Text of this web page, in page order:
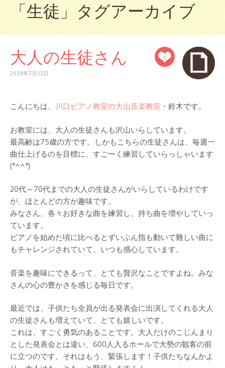
「生徒 」タグアーカイブ
0
大人の生徒さん
2018年7月12日
こんにちは、 川口ピアノ教室の大山音楽教室 ・鈴木です。
お教室には、大人の生徒さんも沢山いらしています。
最高齢は75歳の方です。しかもこちらの生徒さんは、毎週一
曲仕上げるのを目標に、すごーく練習していらっしゃいます
(*^^*)
20代～70代までの大人の生徒さんがいらしているわけです
が、ほとんどの方が趣味です。
みなさん、各々お好きな曲を練習し、持ち曲を増やしていっ
ています。
ピアノを始めた頃に比べるとずいぶん指も動いて難しい曲に
もチャレンジされていて、いつも感心しています。
音楽を趣味にできるって、とても贅沢なことですよね。みな
さんの心の豊かさを感じる毎日です。
最近では、子供たち全員が出る発表会に出演してくれる大人
の生徒さんも増えていて、とても嬉しいです。
これは、すごく勇気のあることです。大人だけのこじんまり
とした発表会とは違い、600人入るホールで大勢の観客の前
に立つのです。それはもう、緊張します！子供たちなんかよ